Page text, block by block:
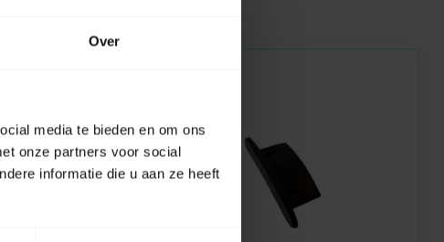
Over
media te bieden en om ons
onze partners voor social
informatie die u aan ze heeft